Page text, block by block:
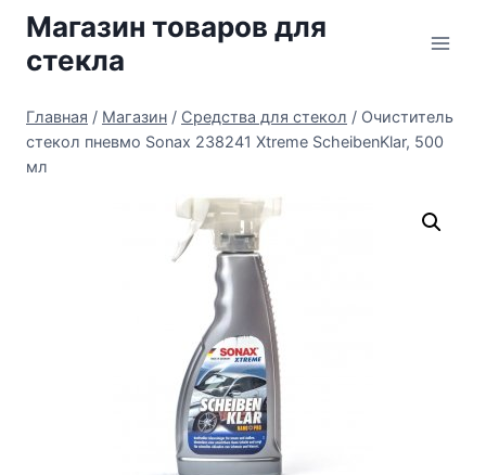
Перейти
содержимому
Магазин товаров для
стекла
Главная / Магазин / Средства для стекол / Очиститель
стекол пневмо Sonax 238241 Xtreme ScheibenKlar, 500
мл